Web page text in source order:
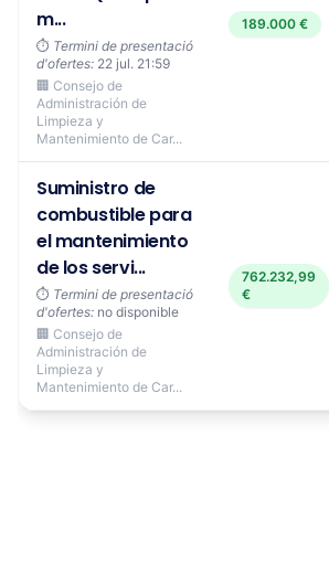
m...
⏱️ Termini de presentació
d'ofertes: 22 jul. 21:59
🏢 Consejo de
Administración de
Limpieza y
Mantenimiento de Car...
189.000 €
Suministro de
combustible para
el mantenimiento
de los servi...
⏱️ Termini de presentació
d'ofertes: no disponible
🏢 Consejo de
Administración de
Limpieza y
Mantenimiento de Car...
762.232,99
€